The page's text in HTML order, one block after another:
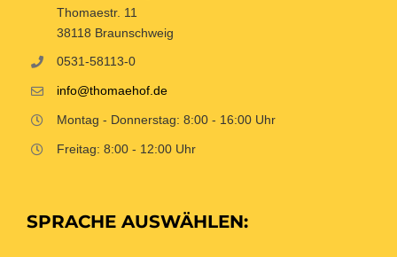
Thomaestr. 11
38118 Braunschweig
0531-58113-0
info@thomaehof.de
Montag - Donnerstag: 8:00 - 16:00 Uhr
Freitag: 8:00 - 12:00 Uhr
SPRACHE AUSWÄHLEN: